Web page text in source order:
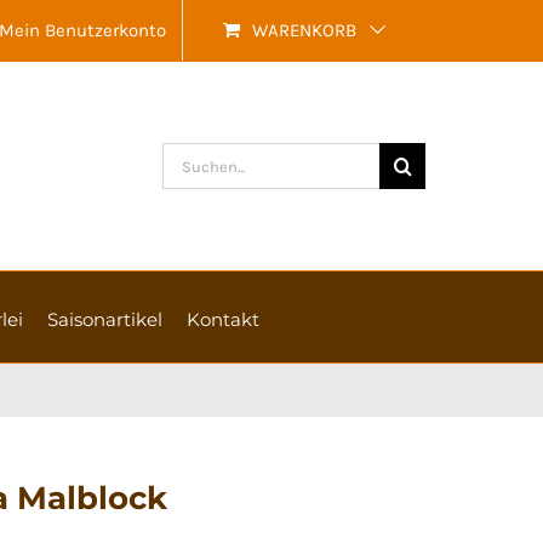
Mein Benutzerkonto WARENKORB
Suche
nach:
Saisonartikel Kontakt
Malblock